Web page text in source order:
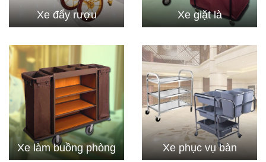
Xe đẩy rượu Xe giặt là
Xe làm buồng phòng Xe phục vụ bàn